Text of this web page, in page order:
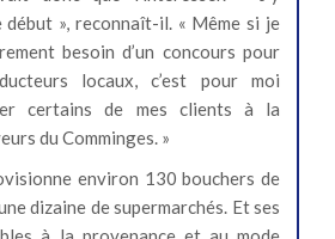
», reconnaît-il. « Même si je
besoin d’un concours pour
locaux, c’est pour moi
certains de mes clients à la
du Comminges. »
environ 130 bouchers de
dizaine de supermarchés. Et ses